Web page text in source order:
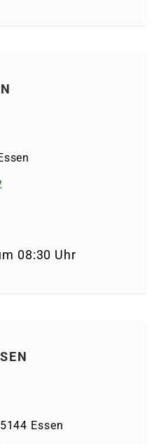
08:30 Uhr
Essen